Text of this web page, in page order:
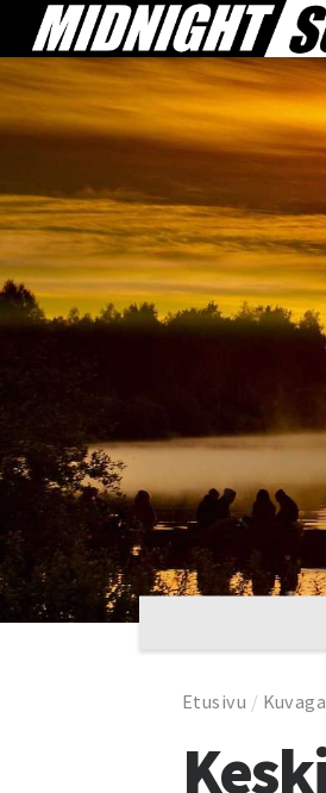
Etusivu /